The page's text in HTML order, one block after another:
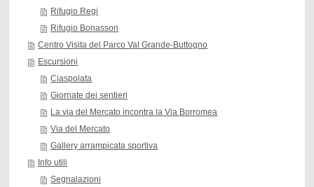
Rifugio Regi
Rifugio Bonasson
Centro Visita del Parco Val Grande-Buttogno
Escursioni
Ciaspolata
Giornate dei sentieri
La via del Mercato incontra la Via Borromea
Via del Mercato
Gallery arrampicata sportiva
Info utili
Segnalazioni